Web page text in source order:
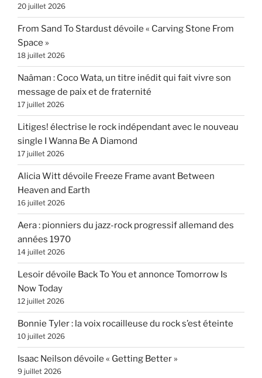
20 juillet 2026
From Sand To Stardust dévoile « Carving Stone From
Space »
18 juillet 2026
Naâman : Coco Wata, un titre inédit qui fait vivre son
message de paix et de fraternité
17 juillet 2026
Litiges! électrise le rock indépendant avec le nouveau
single I Wanna Be A Diamond
17 juillet 2026
Alicia Witt dévoile Freeze Frame avant Between
Heaven and Earth
16 juillet 2026
Aera : pionniers du jazz-rock progressif allemand des
années 1970
14 juillet 2026
Lesoir dévoile Back To You et annonce Tomorrow Is
Now Today
12 juillet 2026
Bonnie Tyler : la voix rocailleuse du rock s’est éteinte
10 juillet 2026
Isaac Neilson dévoile « Getting Better »
9 juillet 2026